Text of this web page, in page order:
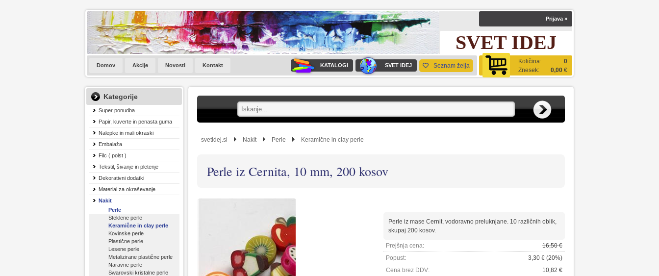
Prijava »
SVET IDEJ
Količina:
0
Znesek:
0,00 €
Domov Akcije Novosti Kontakt KATALOGI SVET IDEJ Seznam želja
Kategorije
Super ponudba
Papir, kuverte in penasta guma
Nalepke in mali okraski
Embalaža
Filc ( polst )
Tekstil, šivanje in pletenje
Dekorativni dodatki
Material za okraševanje
Nakit
Perle
Steklene perle
Keramične in clay perle
Kovinske perle
Plastične perle
Lesene perle
Metalizirane plastične perle
Naravne perle
Swarovski kristalne perle
svetidej.si Nakit Perle Keramične in clay perle
Perle iz Cernita, 10 mm, 200 kosov
Perle iz mase Cernit, vodoravno preluknjane. 10 različnih oblik,
skupaj 200 kosov.
Prejšnja cena:
16,50 €
Popust:
3,30 € (20%)
Cena brez DDV:
10,82 €